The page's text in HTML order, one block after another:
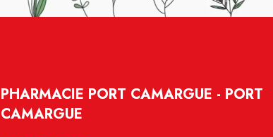
PHARMACIE PORT CAMARGUE - PORT
CAMARGUE